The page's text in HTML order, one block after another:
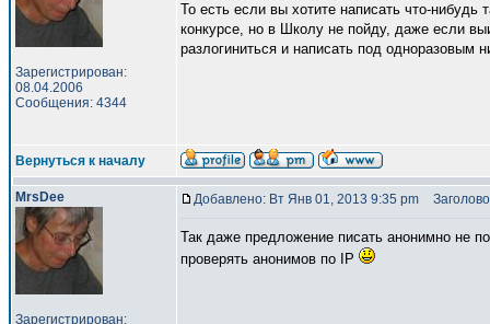
Зарегистрирован:
08.04.2006
Сообщения: 4344
То есть если вы хотите написать что-
конкурсе, но в Школу не пойду, даже если
разлогиниться и написать под одноразовым
Вернуться к началу
MrsDee
Зарегистрирован:
Добавлено: Вт Янв 01, 2013 9:35 pm
Так даже предложение писать анонимно не
проверять анонимов по IP